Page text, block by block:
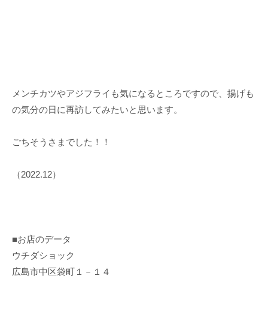
メンチカツやアジフライも気になるところですので、揚げも
の気分の日に再訪してみたいと思います。
ごちそうさまでした！！
（2022.12）
■お店のデータ
ウチダショック
広島市中区袋町１－１４